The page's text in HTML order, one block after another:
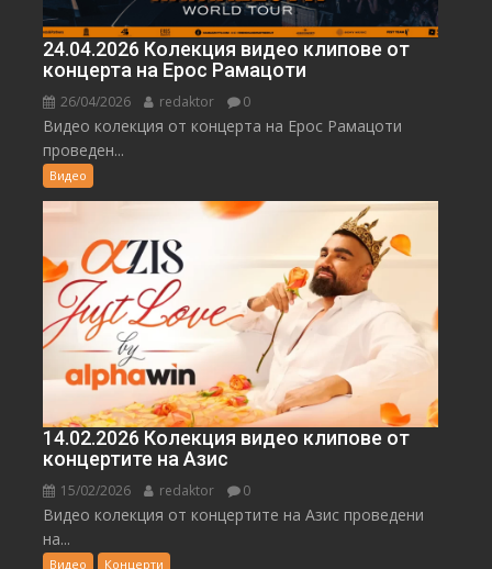
24.04.2026 Колекция видео клипове от
концерта на Ерос Рамацоти
26/04/2026 redaktor 0
Видео колекция от концерта на Ерос Рамацоти
проведен...
Видео
14.02.2026 Колекция видео клипове от
концертите на Азис
15/02/2026 redaktor 0
Видео колекция от концертите на Азис проведени
на...
Видео Концерти